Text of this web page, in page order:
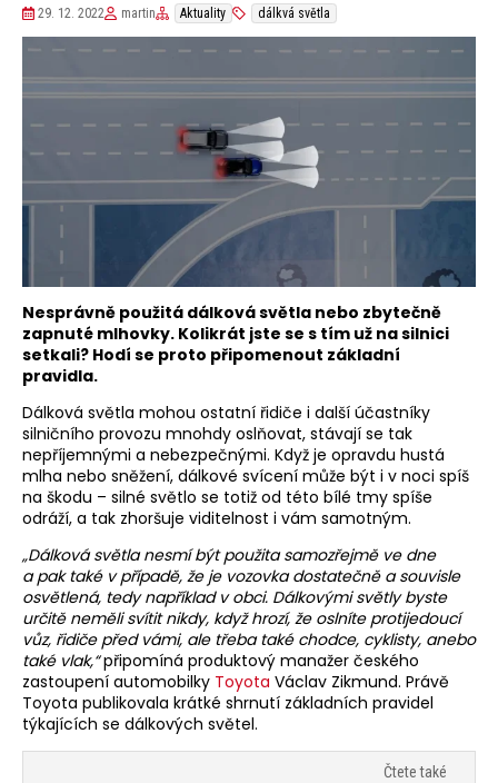
29. 12. 2022 martin Aktuality dálkvá světla
Nesprávně použitá dálková světla nebo zbytečně
zapnuté mlhovky. Kolikrát jste se s tím už na silnici
setkali? Hodí se proto připomenout základní
pravidla.
Dálková světla mohou ostatní řidiče i další účastníky
silničního provozu mnohdy oslňovat, stávají se tak
nepříjemnými a nebezpečnými. Když je opravdu hustá
mlha nebo sněžení, dálkové svícení může být i v noci spíš
na škodu – silné světlo se totiž od této bílé tmy spíše
odráží, a tak zhoršuje viditelnost i vám samotným.
„Dálková světla nesmí být použita samozřejmě ve dne
a pak také v případě, že je vozovka dostatečně a souvisle
osvětlená, tedy například v obci. Dálkovými světly byste
určitě neměli svítit nikdy, když hrozí, že oslníte protijedoucí
vůz, řidiče před vámi, ale třeba také chodce, cyklisty, anebo
také vlak,“připomíná produktový manažer českého
zastoupení automobilky Toyota Václav Zikmund. Právě
Toyota publikovala krátké shrnutí základních pravidel
týkajících se dálkových světel.
Čtete také